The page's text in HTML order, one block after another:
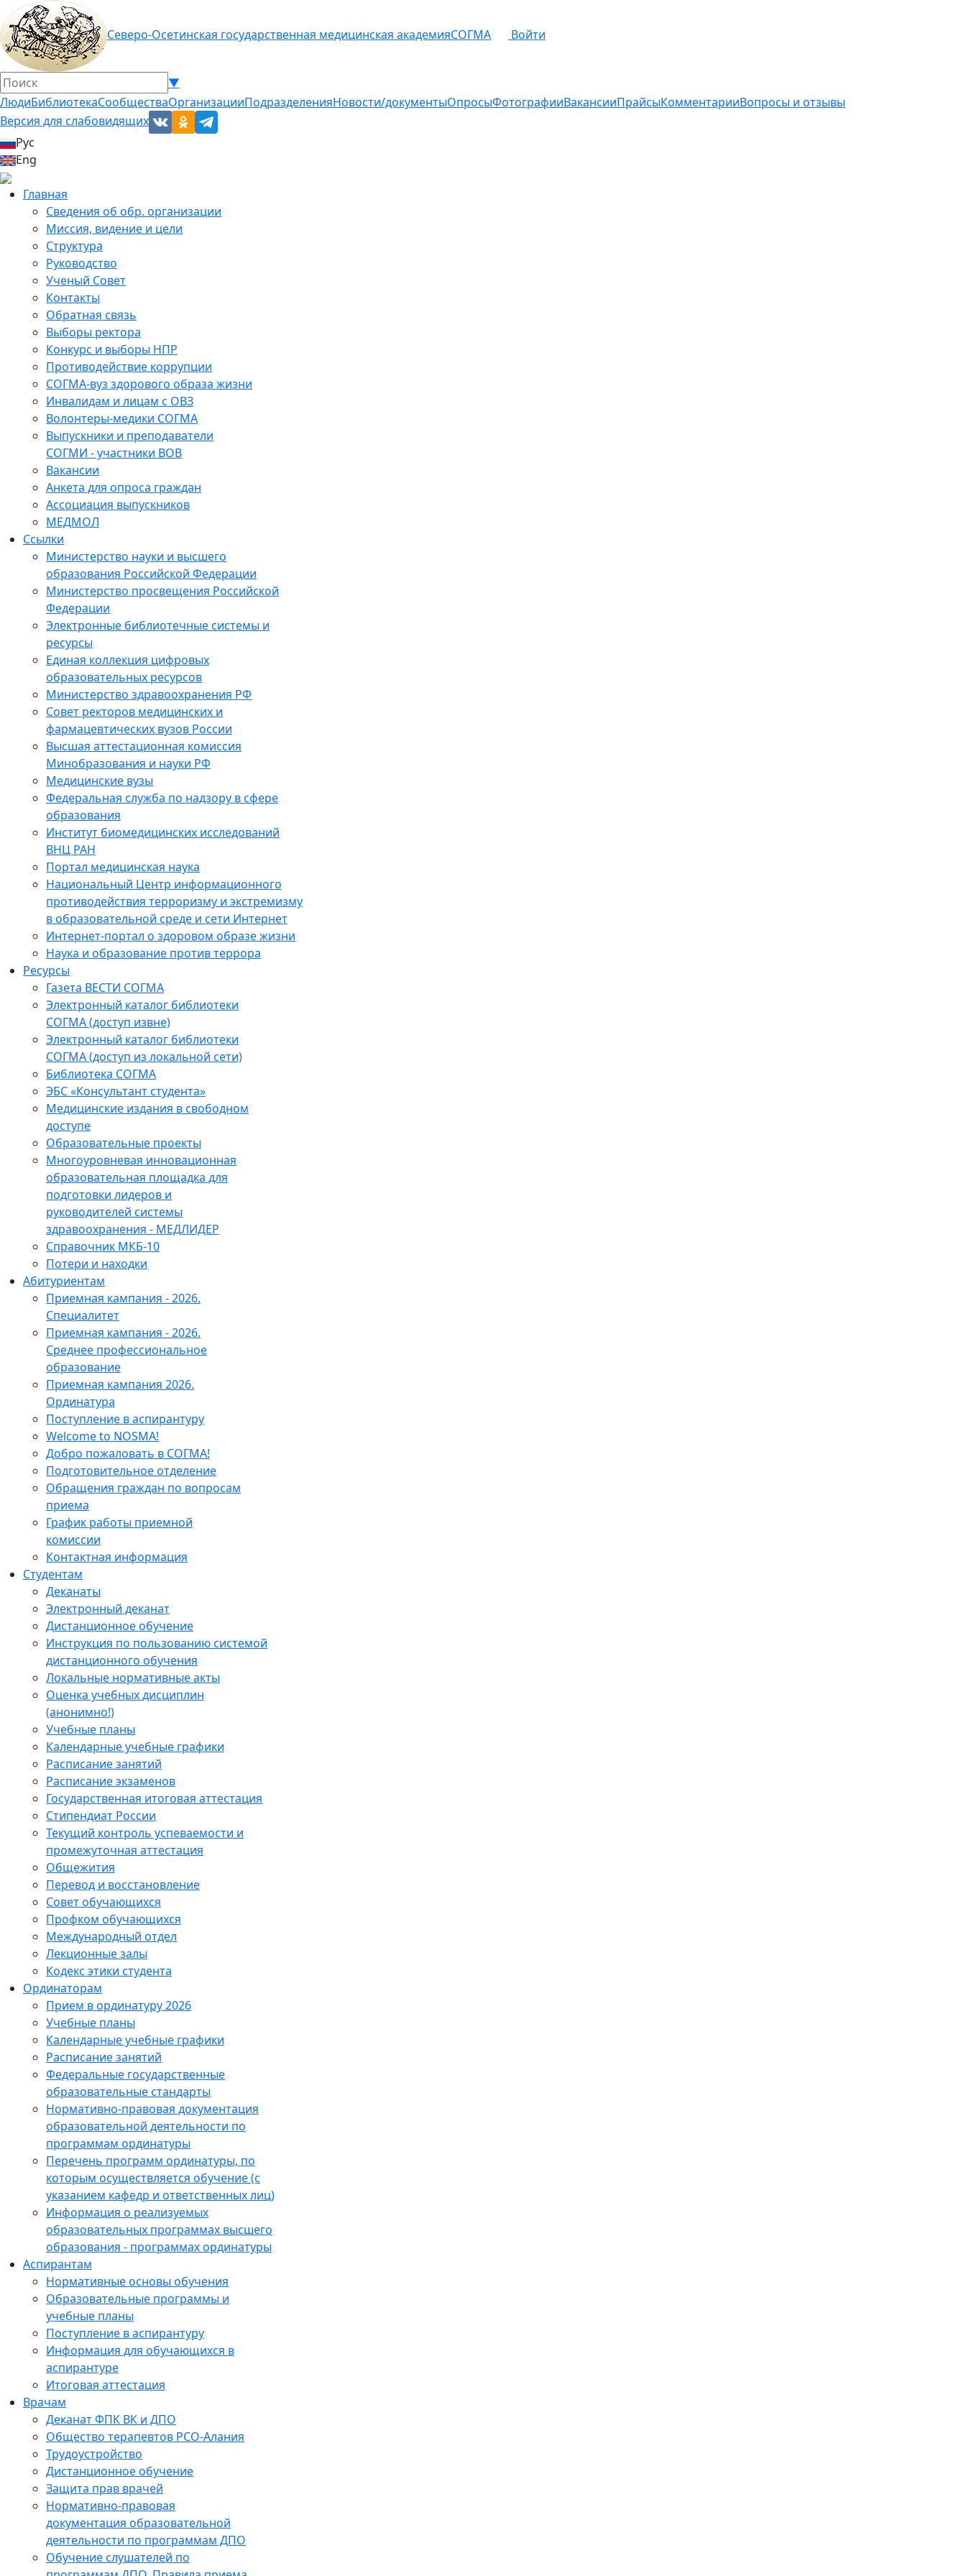
Северо-Осетинская государственная медицинская академияСОГМА Войти
▼
ЛюдиБиблиотекаСообществаОрганизацииПодразделенияНовости/документыОпросыФотографииВакансииПрайсыКомментарииВопросы и отзывы
Версия для слабовидящих
Рус
Eng
Главная
Сведения об обр. организации
Миссия, видение и цели
Структура
Руководство
Ученый Совет
Контакты
Обратная связь
Выборы ректора
Конкурс и выборы НПР
Противодействие коррупции
СОГМА-вуз здорового образа жизни
Инвалидам и лицам с ОВЗ
Волонтеры-медики СОГМА
Выпускники и преподаватели
СОГМИ - участники ВОВ
Вакансии
Анкета для опроса граждан
Ассоциация выпускников
МЕДМОЛ
Ссылки
Министерство науки и высшего
образования Российской Федерации
Министерство просвещения Российской
Федерации
Электронные библиотечные системы и
ресурсы
Единая коллекция цифровых
образовательных ресурсов
Министерство здравоохранения РФ
Совет ректоров медицинских и
фармацевтических вузов России
Высшая аттестационная комиссия
Минобразования и науки РФ
Медицинские вузы
Федеральная служба по надзору в сфере
образования
Институт биомедицинских исследований
ВНЦ РАН
Портал медицинская наука
Национальный Центр информационного
противодействия терроризму и экстремизму
в образовательной среде и сети Интернет
Интернет-портал о здоровом образе жизни
Наука и образование против террора
Ресурсы
Газета ВЕСТИ СОГМА
Электронный каталог библиотеки
СОГМА (доступ извне)
Электронный каталог библиотеки
СОГМА (доступ из локальной сети)
Библиотека СОГМА
ЭБС «Консультант студента»
Медицинские издания в свободном
доступе
Образовательные проекты
Многоуровневая инновационная
образовательная площадка для
подготовки лидеров и
руководителей системы
здравоохранения - МЕДЛИДЕР
Справочник МКБ-10
Потери и находки
Абитуриентам
Приемная кампания - 2026.
Специалитет
Приемная кампания - 2026.
Среднее профессиональное
образование
Приемная кампания 2026.
Ординатура
Поступление в аспирантуру
Welcome to NOSMA!
Добро пожаловать в СОГМА!
Подготовительное отделение
Обращения граждан по вопросам
приема
График работы приемной
комиссии
Контактная информация
Студентам
Деканаты
Электронный деканат
Дистанционное обучение
Инструкция по пользованию системой
дистанционного обучения
Локальные нормативные акты
Оценка учебных дисциплин
(анонимно!)
Учебные планы
Календарные учебные графики
Расписание занятий
Расписание экзаменов
Государственная итоговая аттестация
Стипендиат России
Текущий контроль успеваемости и
промежуточная аттестация
Общежития
Перевод и восстановление
Совет обучающихся
Профком обучающихся
Международный отдел
Лекционные залы
Кодекс этики студента
Ординаторам
Прием в ординатуру 2026
Учебные планы
Календарные учебные графики
Расписание занятий
Федеральные государственные
образовательные стандарты
Нормативно-правовая документация
образовательной деятельности по
программам ординатуры
Перечень программ ординатуры, по
которым осуществляется обучение (с
указанием кафедр и ответственных лиц)
Информация о реализуемых
образовательных программах высшего
образования - программах ординатуры
Аспирантам
Нормативные основы обучения
Образовательные программы и
учебные планы
Поступление в аспирантуру
Информация для обучающихся в
аспирантуре
Итоговая аттестация
Врачам
Деканат ФПК ВК и ДПО
Общество терапевтов РСО-Алания
Трудоустройство
Дистанционное обучение
Защита прав врачей
Нормативно-правовая
документация образовательной
деятельности по программам ДПО
Обучение слушателей по